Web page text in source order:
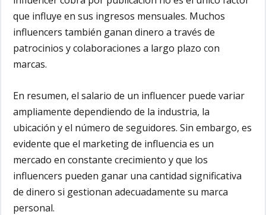
que influye en sus ingresos mensuales. Muchos
influencers también ganan dinero a través de
patrocinios y colaboraciones a largo plazo con
marcas.
En resumen, el salario de un influencer puede variar
ampliamente dependiendo de la industria, la
ubicación y el número de seguidores. Sin embargo, es
evidente que el marketing de influencia es un
mercado en constante crecimiento y que los
influencers pueden ganar una cantidad significativa
de dinero si gestionan adecuadamente su marca
personal.